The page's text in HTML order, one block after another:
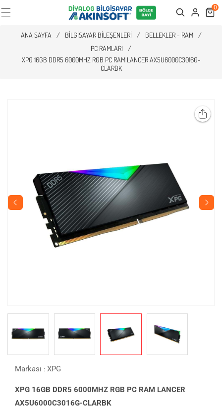
Search Cart
0
ANA SAYFA / BILGISAYAR BILEŞENLERI / BELLEKLER - RAM
/
PC RAMLARI
/
XPG 16GB DDR5 6000MHZ RGB PC RAM LANCER AX5U6000C3016G-
CLARBK
Markası : XPG
XPG 16GB DDR5 6000MHZ RGB PC RAM LANCER
AX5U6000C3016G-CLARBK